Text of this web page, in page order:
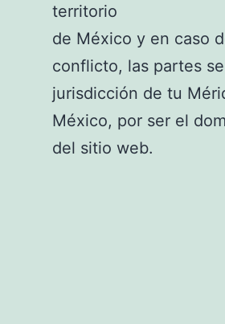
territorio
de México y en caso
conflicto, las partes
jurisdicción de tu
México, por ser el
del sitio web.